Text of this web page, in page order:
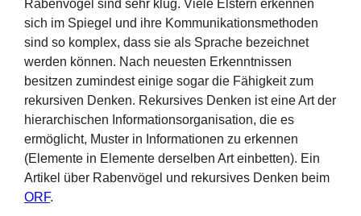
Rabenvögel sind sehr klug. Viele Elstern erkennen
sich im Spiegel und ihre Kommunikationsmethoden
sind so komplex, dass sie als Sprache bezeichnet
werden können. Nach neuesten Erkenntnissen
besitzen zumindest einige sogar die Fähigkeit zum
rekursiven Denken. Rekursives Denken ist eine Art der
hierarchischen Informationsorganisation, die es
ermöglicht, Muster in Informationen zu erkennen
(Elemente in Elemente derselben Art einbetten). Ein
Artikel über Rabenvögel und rekursives Denken beim
ORF.